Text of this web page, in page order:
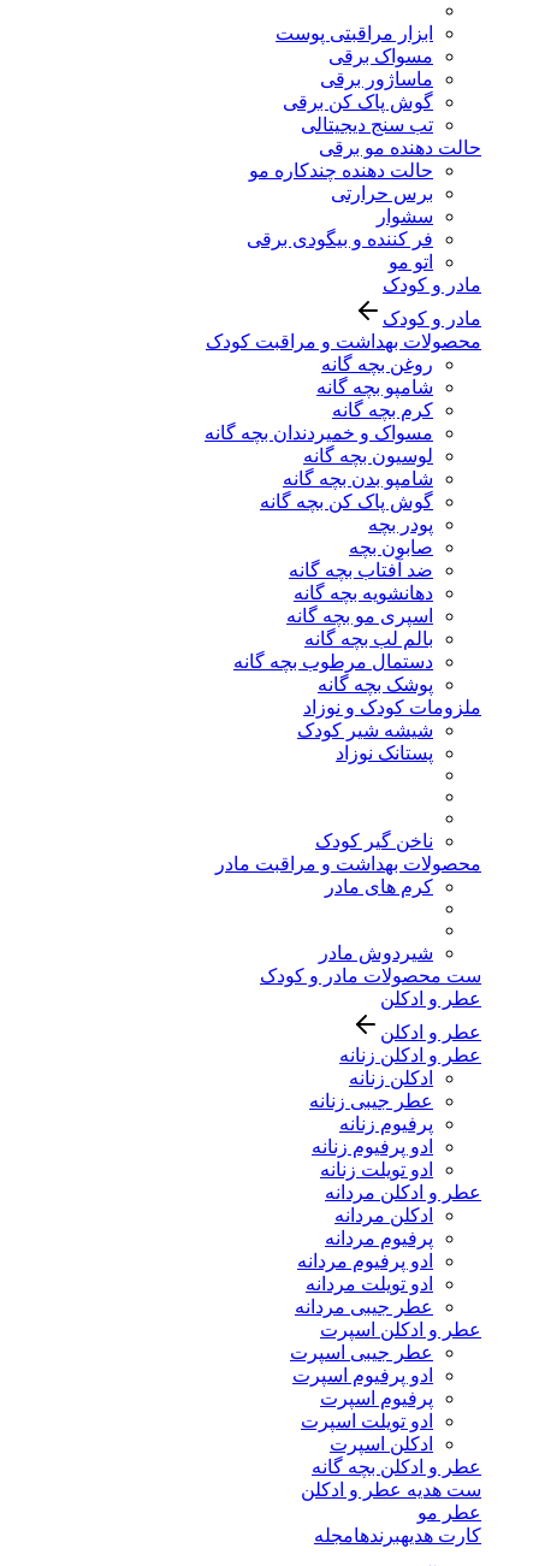
ابزار مراقبتی پوست
مسواک برقی
ماساژور برقی
گوش پاک کن برقی
تب سنج دیجیتالی
حالت دهنده مو برقی
حالت دهنده چندکاره مو
برس حرارتی
سشوار
فر کننده و بیگودی برقی
اتو مو
مادر و کودک
مادر و کودک
محصولات بهداشت و مراقبت کودک
روغن بچه گانه
شامپو بچه گانه
کرم بچه گانه
مسواک و خمیردندان بچه گانه
لوسیون بچه گانه
شامپو بدن بچه گانه
گوش پاک کن بچه گانه
پودر بچه
صابون بچه
ضد آفتاب بچه گانه
دهانشویه بچه گانه
اسپری مو بچه گانه
بالم لب بچه گانه
دستمال مرطوب بچه گانه
پوشک بچه گانه
ملزومات کودک و نوزاد
شیشه شیر کودک
پستانک نوزاد
ناخن گیر کودک
محصولات بهداشت و مراقبت مادر
کرم های مادر
شیردوش مادر
ست محصولات مادر و کودک
عطر و ادکلن
عطر و ادکلن
عطر و ادکلن زنانه
ادکلن زنانه
عطر جیبی زنانه
پرفیوم زنانه
ادو پرفیوم زنانه
ادو تویلت زنانه
عطر و ادکلن مردانه
ادکلن مردانه
پرفیوم مردانه
ادو پرفیوم مردانه
ادو تویلت مردانه
عطر جیبی مردانه
عطر و ادکلن اسپرت
عطر جیبی اسپرت
ادو پرفیوم اسپرت
پرفیوم اسپرت
ادو تویلت اسپرت
ادکلن اسپرت
عطر و ادکلن بچه گانه
ست هدیه عطر و ادکلن
عطر مو
کارت هدیهبرندهامجله